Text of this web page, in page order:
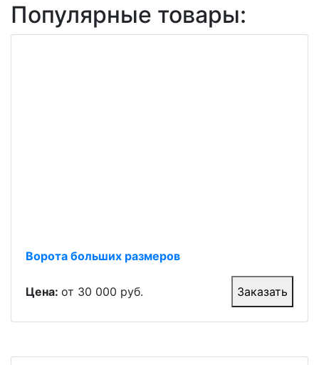
Популярные товары:
Ворота больших размеров
Цена: от 30 000 руб. Заказать